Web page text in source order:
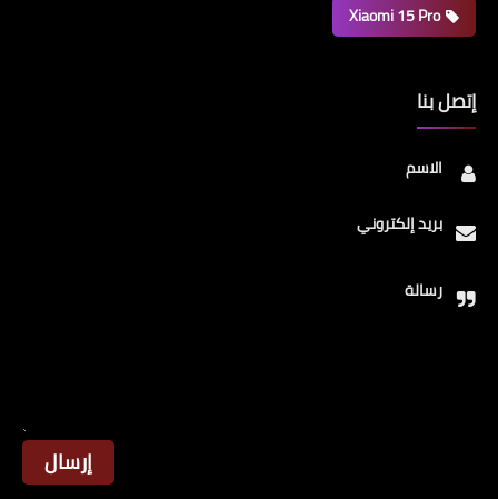
Xiaomi 15 Pro
إتصل بنا
الاسم
بريد إلكتروني
رسالة